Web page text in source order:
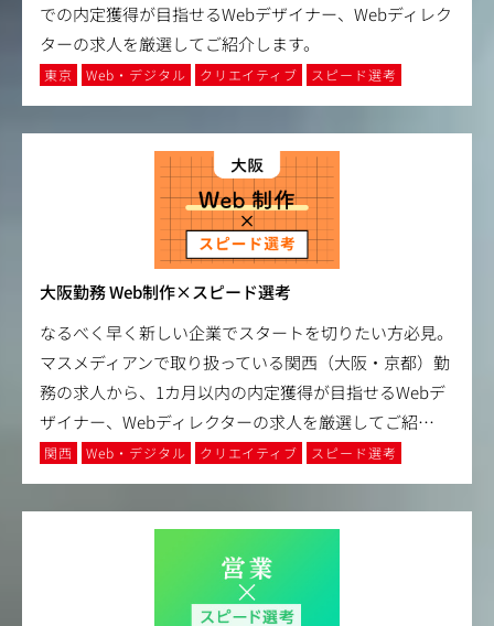
での内定獲得が目指せるWebデザイナー、Webディレク
ターの求人を厳選してご紹介します。
東京 Web・デジタル クリエイティブ スピード選考
大阪勤務 Web制作×スピード選考
なるべく早く新しい企業でスタートを切りたい方必見。
マスメディアンで取り扱っている関西（大阪・京都）勤
務の求人から、1カ月以内の内定獲得が目指せるWebデ
ザイナー、Webディレクターの求人を厳選してご紹…
関西 Web・デジタル クリエイティブ スピード選考